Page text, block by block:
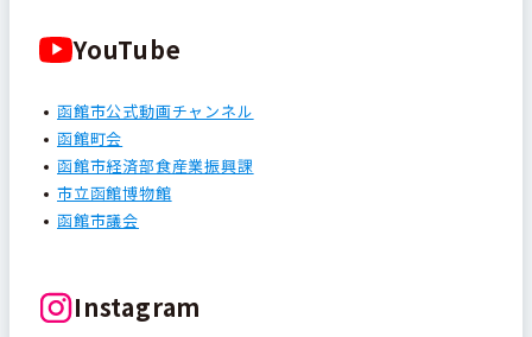
YouTube
函館市公式動画チャンネル
函館町会
函館市経済部食産業振興課
市立函館博物館
函館市議会
Instagram